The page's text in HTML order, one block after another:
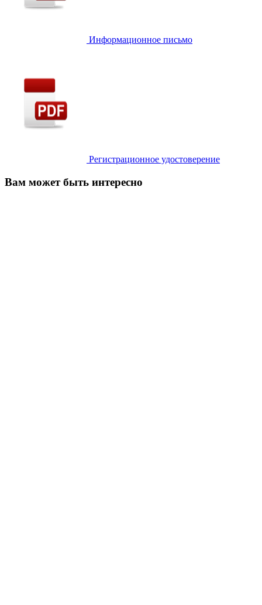
Информационное письмо
Регистрационное удостоверение
Вам может быть интересно